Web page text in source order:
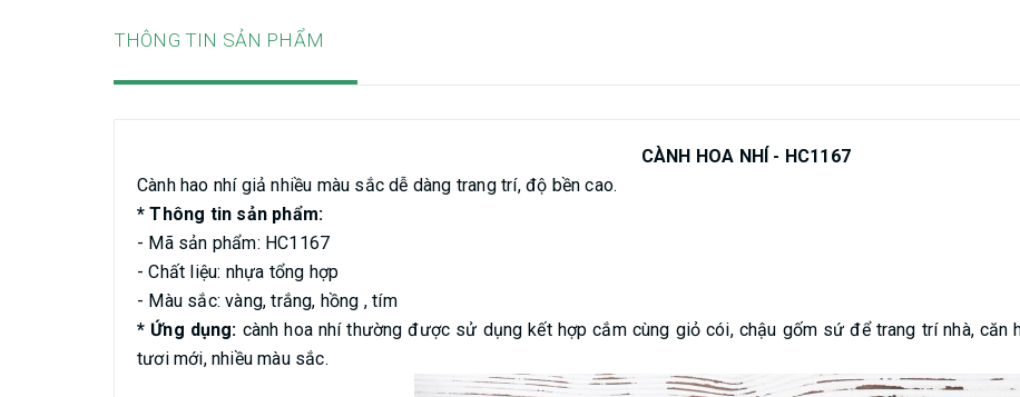
THÔNG TIN SẢN PHẨM
CÀNH HOA NHÍ - HC1167
Cành hao nhí giả nhiều màu sắc dễ dàng trang trí, độ bền cao.
* Thông tin sản phẩm:
- Mã sản phẩm: HC1167
- Chất liệu: nhựa tổng hợp
- Màu sắc: vàng, trắng, hồng , tím
* Ứng dụng: cành hoa nhí thường được sử dụng kết hợp cắm cùng giỏ cói, chậu gốm sứ để trang trí nhà, căn
tươi mới, nhiều màu sắc.